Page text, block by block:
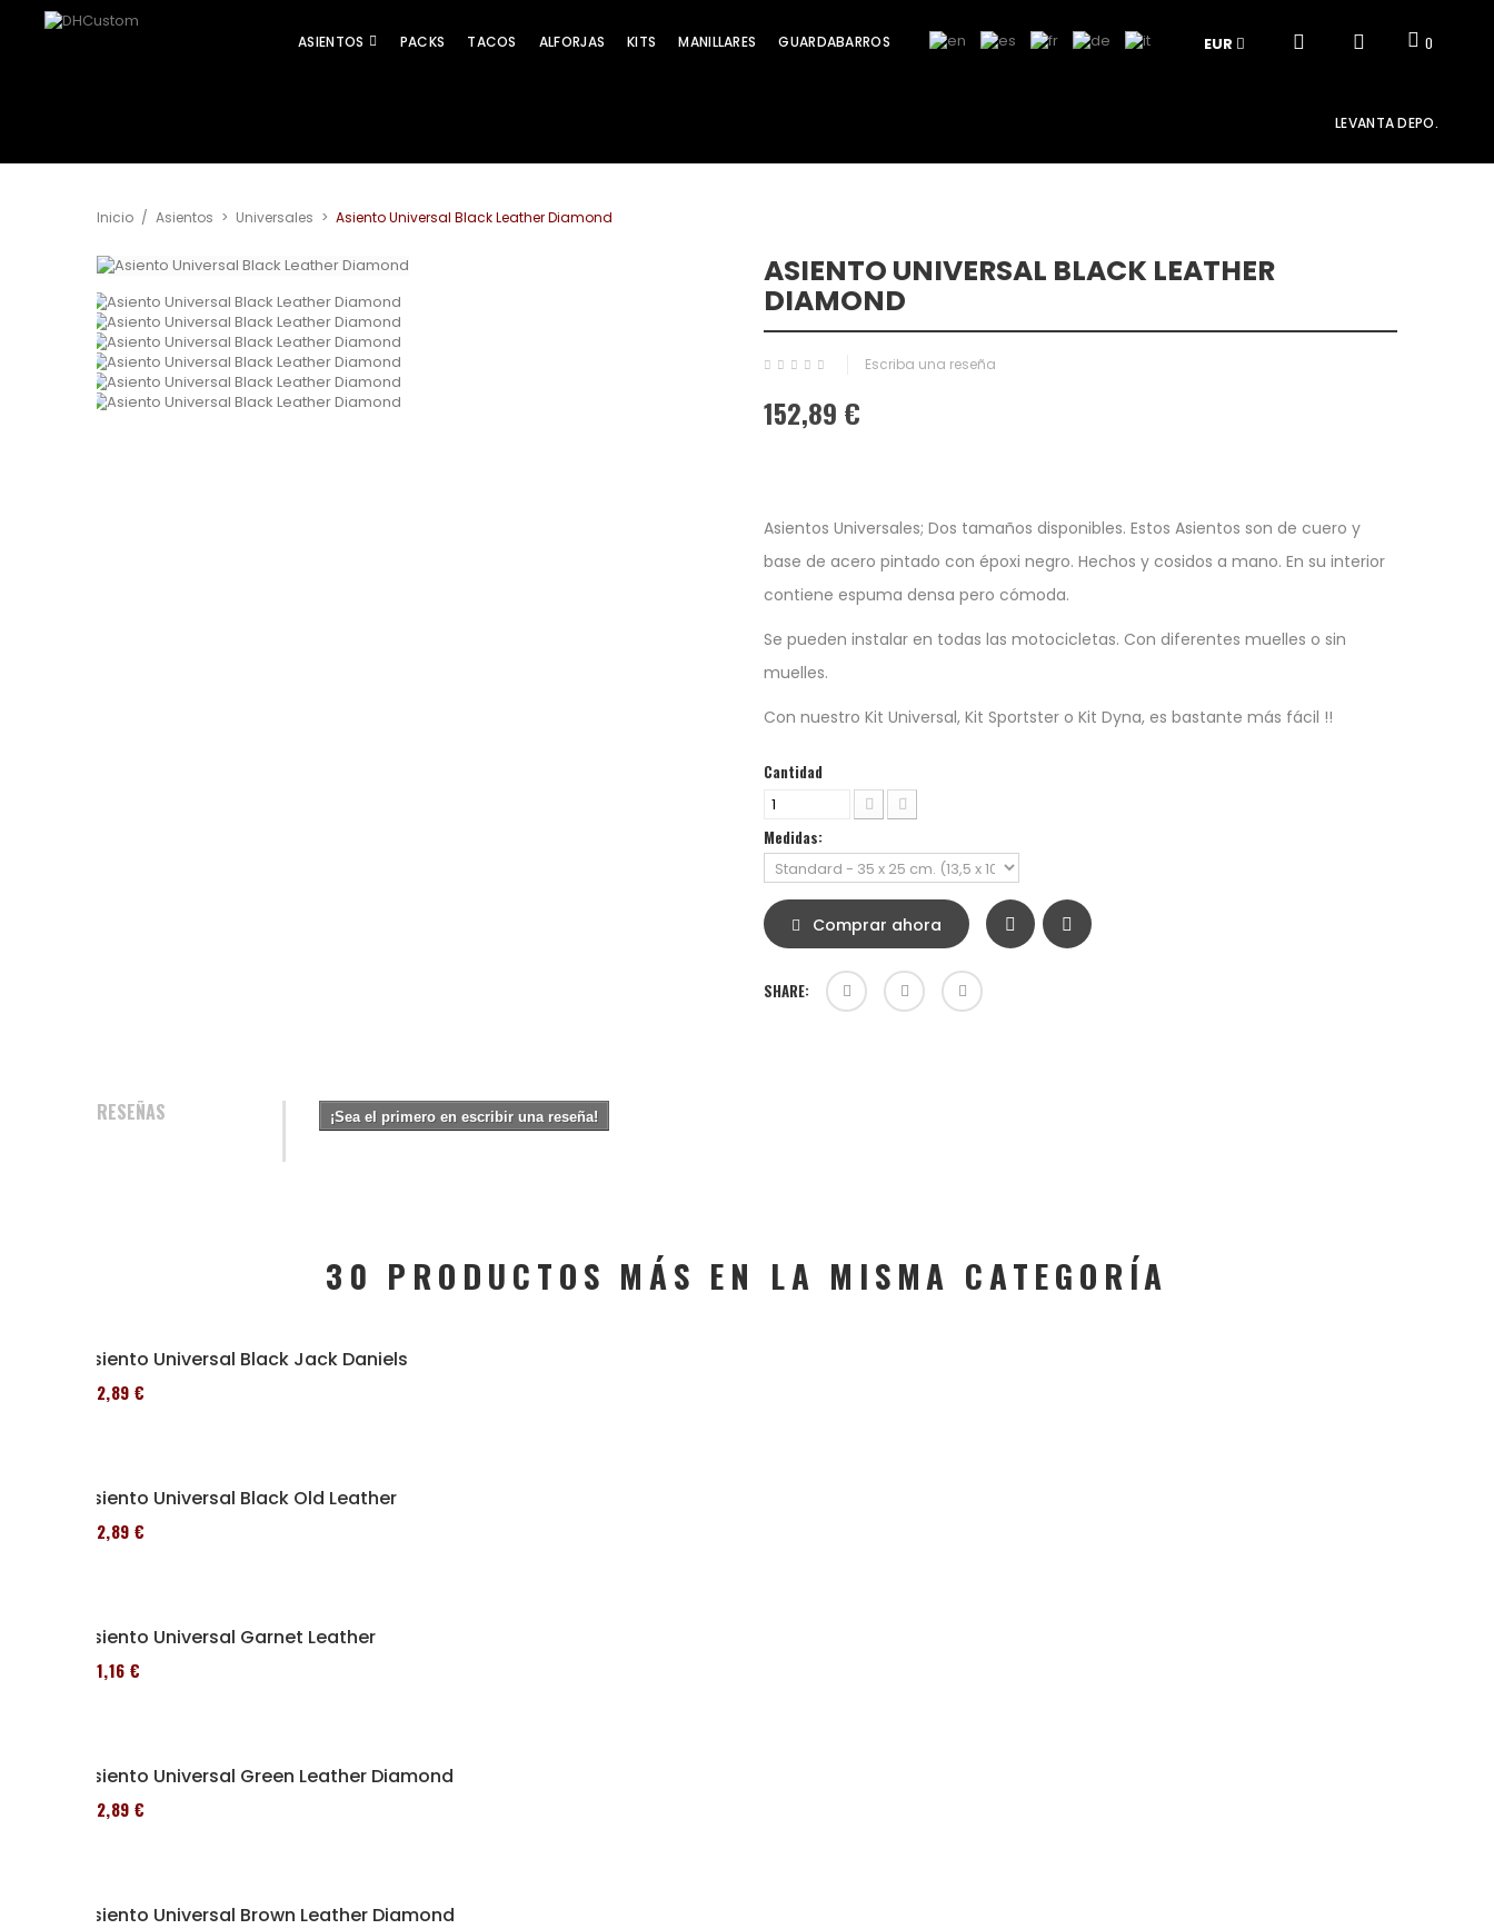
EUR 0
ASIENTOS PACKS TACOS ALFORJAS KITS MANILLARES GUARDABARROS
LEVANTA DEPO.
Inicio / Asientos > Universales > Asiento Universal Black Leather Diamond
ASIENTO UNIVERSAL BLACK LEATHER
DIAMOND
Escriba una reseña
152,89 €
Asientos Universales; Dos tamaños disponibles. Estos Asientos son de cuero y
base de acero pintado con époxi negro. Hechos y cosidos a mano. En su interior
contiene espuma densa pero cómoda.
Se pueden instalar en todas las motocicletas. Con diferentes muelles o sin
muelles.
Con nuestro Kit Universal, Kit Sportster o Kit Dyna, es bastante más fácil !!
Cantidad
Medidas:
Comprar ahora
SHARE:
RESEÑAS ¡Sea el primero en escribir una reseña!
30 PRODUCTOS MÁS EN LA MISMA CATEGORÍA
Asiento Universal Black Jack Daniels
152,89 €
Asiento Universal Black Old Leather
152,89 €
Asiento Universal Garnet Leather
161,16 €
Asiento Universal Green Leather Diamond
152,89 €
Asiento Universal Brown Leather Diamond